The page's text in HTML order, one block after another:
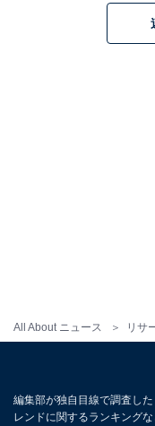
All About ニュース リサ
編集部が独自目線で調査し
レンドに関するランキング